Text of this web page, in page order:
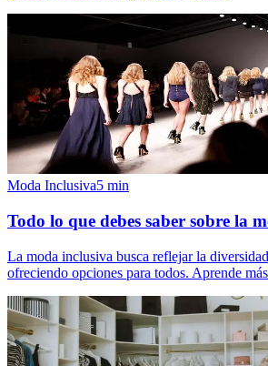
Moda Inclusiva5 min
Todo lo que debes saber sobre la
La moda inclusiva busca reflejar la
ofreciendo opciones para todos. Aprende